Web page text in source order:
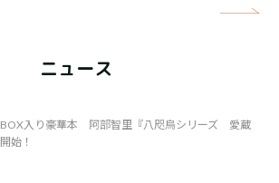
ニュース
BOX入り豪華本 阿部智里『八咫烏シリーズ 愛蔵
始！